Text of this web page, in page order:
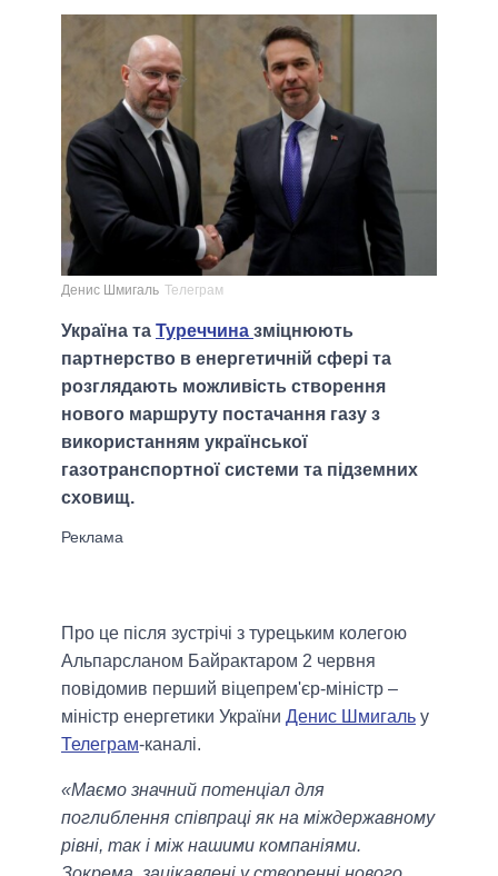
Денис Шмигаль Телеграм
Україна та Туреччина зміцнюють
партнерство в енергетичній сфері та
розглядають можливість створення
нового маршруту постачання газу з
використанням української
газотранспортної системи та підземних
сховищ.
Про це після зустрічі з турецьким колегою
Альпарсланом Байрактаром 2 червня
повідомив перший віцепрем'єр-міністр –
міністр енергетики України Денис Шмигаль у
Телеграм-каналі.
«Маємо значний потенціал для
поглиблення співпраці як на міждержавному
рівні, так і між нашими компаніями.